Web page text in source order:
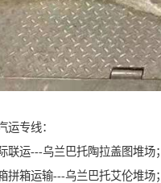
运专线：
联运---乌兰巴托陶拉盖图堆场；
拼箱运输---乌兰巴托艾伦堆场；